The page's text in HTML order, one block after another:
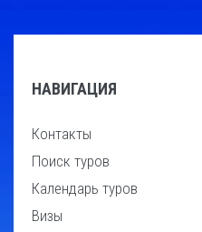
НАВИГАЦИЯ
Контакты
Поиск туров
Календарь туров
Визы